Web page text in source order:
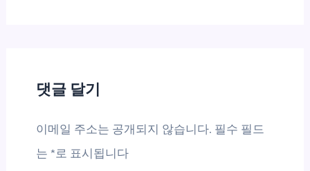
댓글 달기
이메일 주소는 공개되지 않습니다. 필수 필드
는 *로 표시됩니다